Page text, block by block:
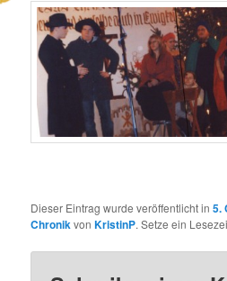
Dieser Eintrag wurde veröffentlicht in5.
ChronikvonKristinP. Setze ein